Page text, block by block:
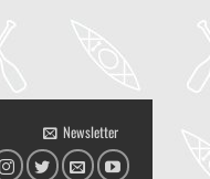
Newsletter